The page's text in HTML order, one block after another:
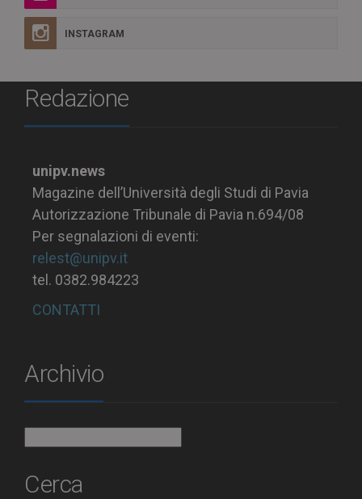
INSTAGRAM
Redazione
unipv.news
Magazine dell’Università degli Studi di Pavia
Autorizzazione Tribunale di Pavia n.694/08
Per segnalazioni di eventi:
relest@unipv.it
tel. 0382.984223
CONTATTI
Archivio
Cerca